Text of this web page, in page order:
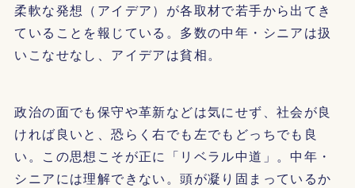
柔軟な発想（アイデア）が各取材で若手から出てき
ていることを報じている。多数の中年・シニアは扱
いこなせなし、アイデアは貧相。
政治の面でも保守や革新などは気にせず、社会が良
ければ良いと、恐らく右でも左でもどっちでも良
い。この思想こそが正に「リベラル中道」。中年・
シニアには理解できない。頭が凝り固まっているか